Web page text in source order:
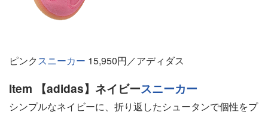
ピンクスニーカー 15,950円／アディダス
Item 【adidas】ネイビースニーカー
シンプルなネイビーに、折り返したシュータンで個性をプ